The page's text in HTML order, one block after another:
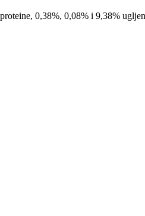
0,38%, 0,08% i 9,38%